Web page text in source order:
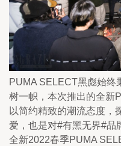
PUMA SELECT黑彪始终
树一帜，本次推出的全新
以简约精致的潮流态度，
爱，也是对#有黑无界#品
全新2022春季PUMA